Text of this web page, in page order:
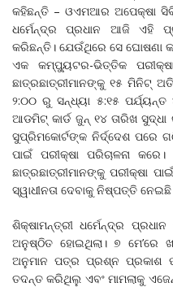
କହିଛନ୍ତି – ଓଏମଆର ଅପେକ୍ଷା
ଧର୍ମେନ୍ଦ୍ର ପ୍ରଧାନ ଆଜି ଏହି
କରିଛନ୍ତି। ଯେଉଁଥିରେ ସେ ଘୋଷଣା
ଏକ କମ୍ପ୍ୟୁଟର-ଭିତ୍ତିକ
ଛାତ୍ରଛାତ୍ରୀମାନଙ୍କୁ ୧୫ ମିନିଟ୍
୨:୦୦ ରୁ ସନ୍ଧ୍ୟା ୫:୧୫
ଆଡମିଟ୍ କାର୍ଡ ଜୁନ୍ ୧୪ ତାରିଖ
ସୁପ୍ରିମକୋର୍ଟଙ୍କ ନିର୍ଦ୍ଦେଶ ପରେ
ପାଇଁ ପରୀକ୍ଷା ପରିଚାଳନା
ଛାତ୍ରଛାତ୍ରୀମାନଙ୍କୁ ପରୀକ୍ଷା
ସ୍ୱାଧୀନତା ଦେବାକୁ ନିଷ୍ପତ୍ତି
ଶିକ୍ଷାମନ୍ତ୍ରୀ ଧର୍ମେନ୍ଦ୍ର
ଅନୁଷ୍ଠିତ ହୋଇଥିଲା। ୭ ମେ’ରେ
ଅନୁମାନ ପତ୍ର ପ୍ରଶ୍ନ ପ୍ରକାଶ
ତଦନ୍ତ କରିଥିଲୁ ଏବଂ ମାମଲାକୁ